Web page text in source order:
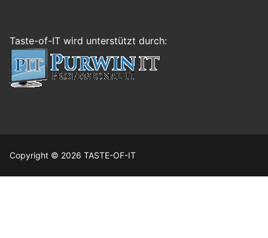
Taste-of-IT wird unterstützt durch:
Copyright © 2026 TASTE-OF-IT